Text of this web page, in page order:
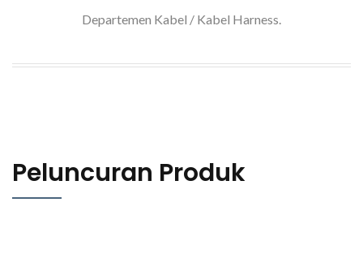
Departemen Kabel / Kabel Harness.
Peluncuran Produk